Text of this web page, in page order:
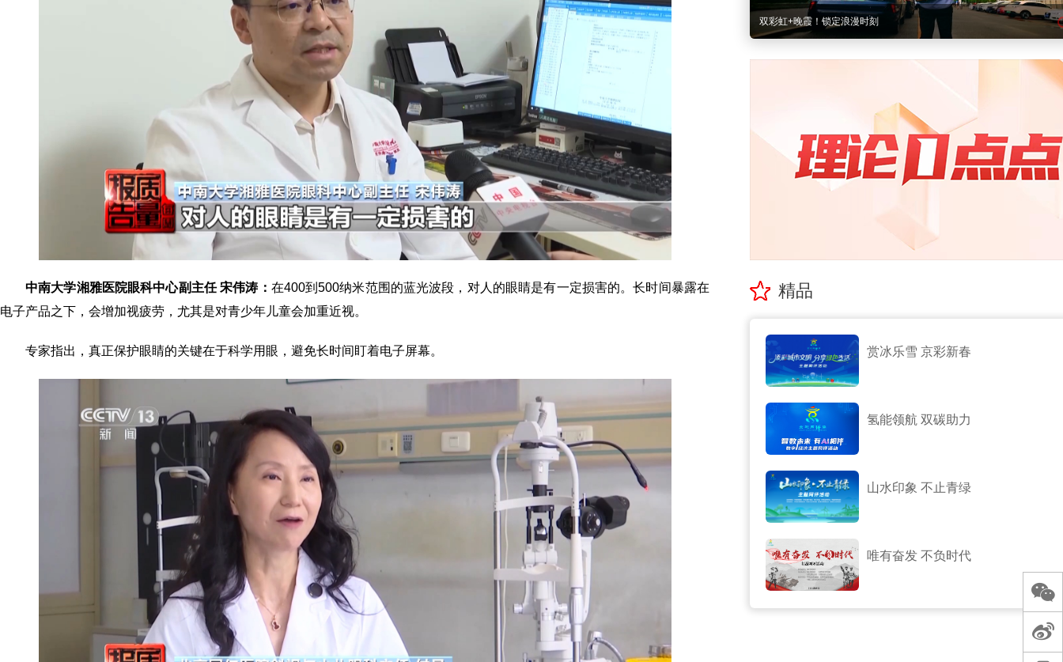
中南大学湘雅医院眼科中心副主任 宋伟涛： 在400到500纳米范围的蓝光波段，对人的眼睛是有一定损害的。长时间暴露在
电子产品之下，会增加视疲劳，尤其是对青少年儿童会加重近视。
专家指出，真正保护眼睛的关键在于科学用眼，避免长时间盯着电子屏幕。
多图直击｜京城晚高峰遭遇雨水 “突击”
精品
赏冰乐雪 京彩新春
氢能领航 双碳助力
山水印象 不止青绿
唯有奋发 不负时代